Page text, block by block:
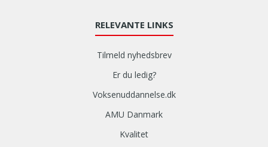
RELEVANTE LINKS
Tilmeld nyhedsbrev
Er du ledig?
Voksenuddannelse.dk
AMU Danmark
Kvalitet